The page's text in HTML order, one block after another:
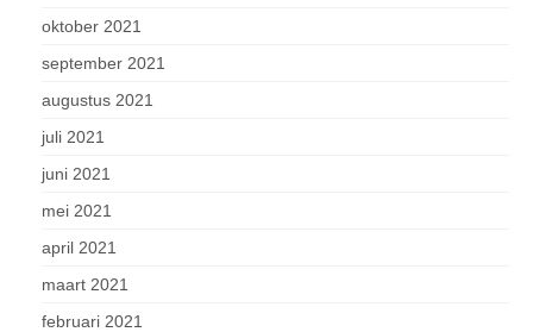
oktober 2021
september 2021
augustus 2021
juli 2021
juni 2021
mei 2021
april 2021
maart 2021
februari 2021